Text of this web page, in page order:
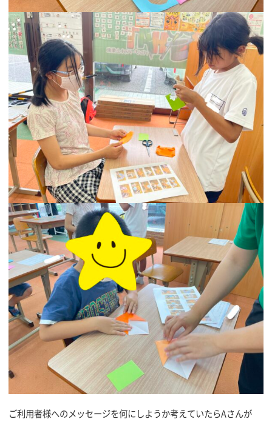
ご利用者様へのメッセージを何にしようか考えていたらAさんが